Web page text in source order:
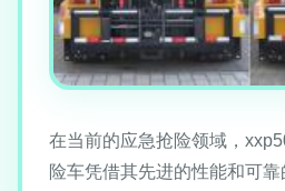
在当前的应急抢险领域，
险车凭借其先进的性能和可